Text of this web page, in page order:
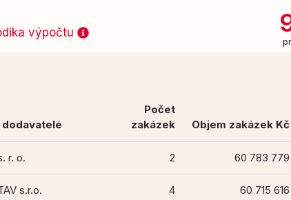
výpočtu
dodavatelé
Počet
zakázek
Objem zakázek Kč
r. o. 2 60 783 779
s.r.o. 4 60 715 616